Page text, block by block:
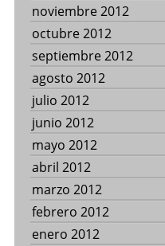
noviembre 2012
octubre 2012
septiembre 2012
agosto 2012
julio 2012
junio 2012
mayo 2012
abril 2012
marzo 2012
febrero 2012
enero 2012